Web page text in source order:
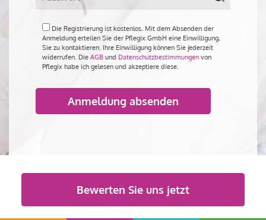
Die Registrierung ist kostenlos. Mit dem Absenden der
Anmeldung erteilen Sie der Pflegix GmbH eine Einwilligung,
Sie zu kontaktieren. Ihre Einwilligung können Sie jederzeit
widerrufen. Die AGB und Datenschutzbestimmungen von
Pflegix habe ich gelesen und akzeptiere diese.
Bewerten Sie uns jetzt